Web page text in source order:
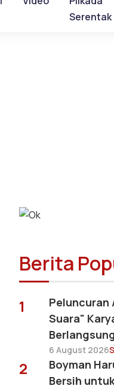
Serentak
Berita
1
Peluncuran
Suara"
6 August 2026
2
Boyman
Bersih